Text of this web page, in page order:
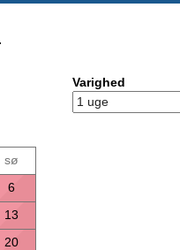
sø
6
13
20
Varighed